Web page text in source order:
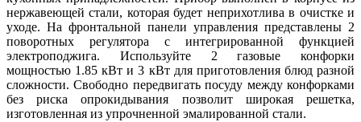
нержавеющей стали, которая будет неприхотлива в очистке и
уходе. На фронтальной панели управления представлены 2
поворотных регулятора с интегрированной функцией
электроподжига. Используйте 2 газовые конфорки
мощностью 1.85 кВт и 3 кВт для приготовления блюд разной
сложности. Свободно передвигать посуду между конфорками
без риска опрокидывания позволит широкая решетка,
изготовленная из упрочненной эмалированной стали.